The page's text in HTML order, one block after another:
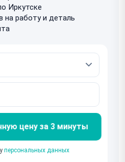
Иркутске
на работу и деталь
цену за 3 минуты
персональных данных